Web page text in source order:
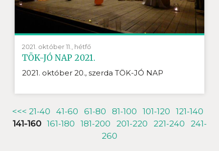
2021. október 11., hétfő
TÖK-JÓ NAP 2021.
2021. október 20., szerda TÖK-JÓ NAP
<<< 21-40 41-60 61-80 81-100 101-120
121-140
141-160
161-180 181-200 201-220 221-240
241-
260